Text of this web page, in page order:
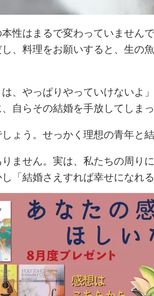
性はまるで変わっていませんで
、料理をお願いすると、生の
、やっぱりやっていけないよ」
自らその結婚を手放してしまっ
う。せっかく理想の青年と
せん。実は、私たちの周り
結婚さえすれば幸せになれ